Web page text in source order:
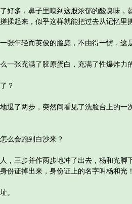
多，鼻子里嗅到这股浓郁的酸臭味，
揉起来，似乎这样就能把过去从记忆里
年轻而英俊的脸庞，不由得一愣，这
张充满了胶原蛋白，充满了性爆炸力
？
了两步，突然间看见了洗脸台上的一
么会跑到白沙来？
三步并作两步地冲了出去，杨和光脚
份证掉出来，身份证上的名字叫杨和光！
。